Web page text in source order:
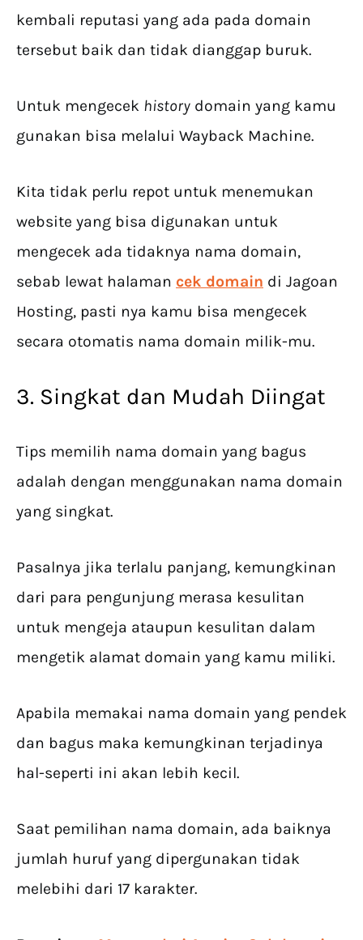
kembali reputasi yang ada pada domain
tersebut baik dan tidak dianggap buruk.
Untuk mengecek history domain yang kamu
gunakan bisa melalui Wayback Machine.
Kita tidak perlu repot untuk menemukan
website yang bisa digunakan untuk
mengecek ada tidaknya nama domain,
sebab lewat halaman cek domain di Jagoan
Hosting, pasti nya kamu bisa mengecek
secara otomatis nama domain milik-mu.
3. Singkat dan Mudah Diingat
Tips memilih nama domain yang bagus
adalah dengan menggunakan nama domain
yang singkat.
Pasalnya jika terlalu panjang, kemungkinan
dari para pengunjung merasa kesulitan
untuk mengeja ataupun kesulitan dalam
mengetik alamat domain yang kamu miliki.
Apabila memakai nama domain yang pendek
dan bagus maka kemungkinan terjadinya
hal-seperti ini akan lebih kecil.
Saat pemilihan nama domain, ada baiknya
jumlah huruf yang dipergunakan tidak
melebihi dari 17 karakter.